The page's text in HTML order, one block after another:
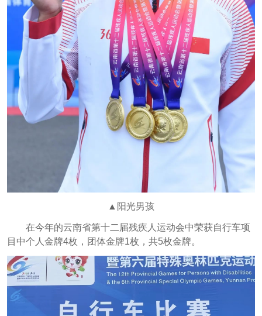
▲阳光男孩
在今年的云南省第十二届残疾人运动会中荣获自行车项
目中个人金牌4枚，团体金牌1枚，共5枚金牌。